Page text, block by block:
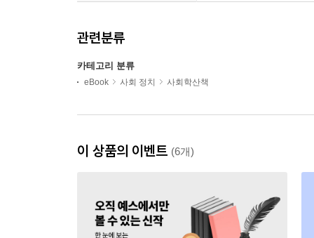
관련분류
카테고리 분류
eBook 사회 정치 사회학산책
이 상품의 이벤트 (6개)